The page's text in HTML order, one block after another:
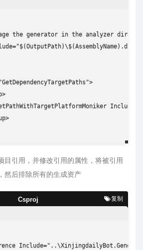
the generator in the analyzer
目引用，并修改引用的属性，将被引用
然后排除所有的生成资产
Csproj 复制